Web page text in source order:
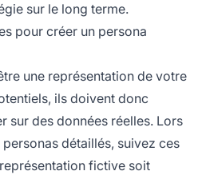
sur le long terme.
pour créer un persona
une représentation de votre
ils doivent donc
sur des données réelles. Lors
détaillés, suivez ces
fictive soit